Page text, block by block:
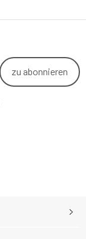
zu abonnieren